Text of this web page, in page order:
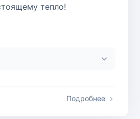
тепло!
Подробнее